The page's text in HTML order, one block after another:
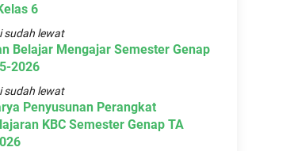
6
sudah lewat
Belajar Mengajar Semester Genap
2026
sudah lewat
Penyusunan Perangkat
KBC Semester Genap TA